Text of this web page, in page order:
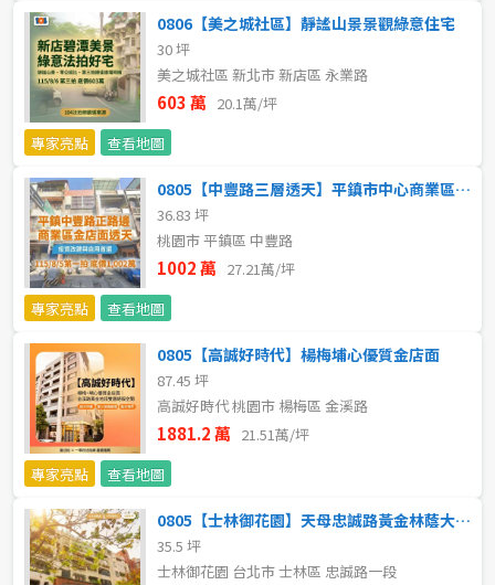
屏東縣
台東縣
花蓮縣
金門連江
~ 坪
樓層
不拘
1樓 2樓
3樓
5~10樓
21樓以上
~
格局
不拘
0806【美之城社區】靜謐山景景觀綠意住宅
30 坪
美之城社區 新北市 新店區 永業路
603 萬 20.1萬/坪
專家亮點
查看地圖
0805【中豐路三層透天】平鎮市中心商業區大地坪透天厝
36.83 坪
桃園市 平鎮區 中豐路
1002 萬 27.21萬/坪
專家亮點
查看地圖
0805【高誠好時代】楊梅埔心優質金店面
87.45 坪
高誠好時代 桃園市 楊梅區 金溪路
1881.2 萬 21.51萬/坪
專家亮點
查看地圖
0805【士林御花園】天母忠誠路黃金林蔭大道優質華廈
35.5 坪
士林御花園 台北市 士林區 忠誠路一段